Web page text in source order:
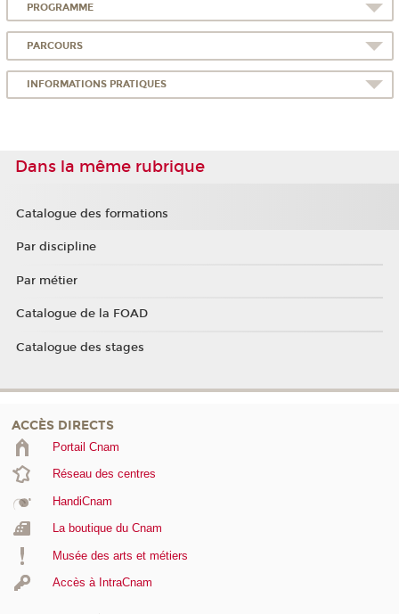
PROGRAMME
PARCOURS
INFORMATIONS PRATIQUES
Dans la même rubrique
Catalogue des formations
Par discipline
Par métier
Catalogue de la FOAD
Catalogue des stages
ACCÈS DIRECTS
Portail Cnam
Réseau des centres
HandiCnam
La boutique du Cnam
Musée des arts et métiers
Accès à IntraCnam